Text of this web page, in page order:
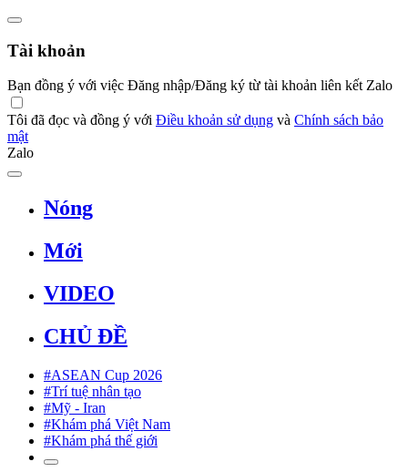
Tài khoản
Bạn đồng ý với việc Đăng nhập/Đăng ký từ tài khoản liên kết Zalo
Tôi đã đọc và đồng ý với Điều khoản sử dụng và Chính sách bảo
mật
Zalo
Nóng
Mới
VIDEO
CHỦ ĐỀ
#ASEAN Cup 2026
#Trí tuệ nhân tạo
#Mỹ - Iran
#Khám phá Việt Nam
#Khám phá thế giới